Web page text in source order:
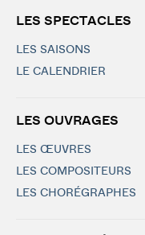
LES SPECTACLES
LES SAISONS
LE CALENDRIER
LES OUVRAGES
LES ŒUVRES
LES COMPOSITEURS
LES CHORÉGRAPHES